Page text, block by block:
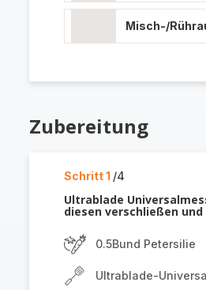
Misch-/
Zubereitung
Schritt 1 /4
Ultrablade
diesen verschließen
0.5Bund Petersilie
Ultrablade-